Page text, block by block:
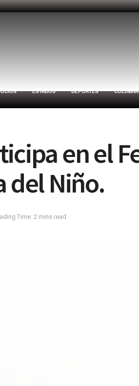
ESTADOS DEPORTES
en el
del Niño.
Time: 2 mins read